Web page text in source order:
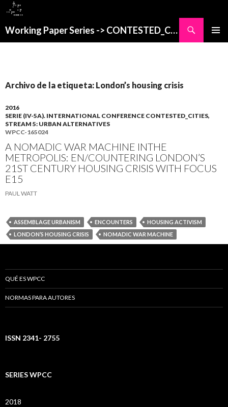
Working Paper Series -> CONTESTED_CITIES
Archivo de la etiqueta: London’s housing crisis
2016
SERIE (IV-5A). INTERNATIONAL CONFERENCE CONTESTED_CITIES,
STREAM 5: URBAN ALTERNATIVES
WPCC-165024
A NOMADIC WAR MACHINE INTHE
METROPOLIS: EN/COUNTERING LONDON’S
21ST CENTURY HOUSING CRISIS WITH FOCUS
E15
PAUL WATT
ASSEMBLAGE URBANISM ENCOUNTERS
HOUSING ACTIVISM
LONDON’S HOUSING CRISIS
NOMADIC WAR MACHINE
QUÉ ES WPCC
NORMAS PARA AUTORES
ISSN 2341- 2755
SERIES WPCC
2018